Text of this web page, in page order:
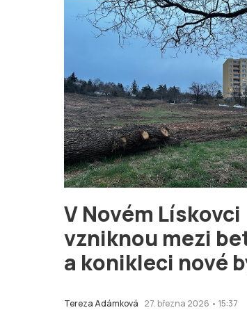
V Novém Lískovci
vzniknou mezi
a konikleci nové
Tereza Adámková 27. března 2026 • 15:37